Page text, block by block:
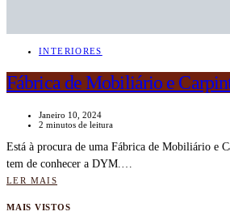
INTERIORES
Fábrica de Mobiliário e
Janeiro 10, 2024
2 minutos de leitura
Está à procura de uma Fábrica de Mobiliário e
tem de conhecer a DYM.…
LER MAIS
MAIS VISTOS